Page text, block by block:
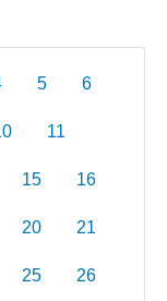
5 6
11
15 16
20 21
25 26